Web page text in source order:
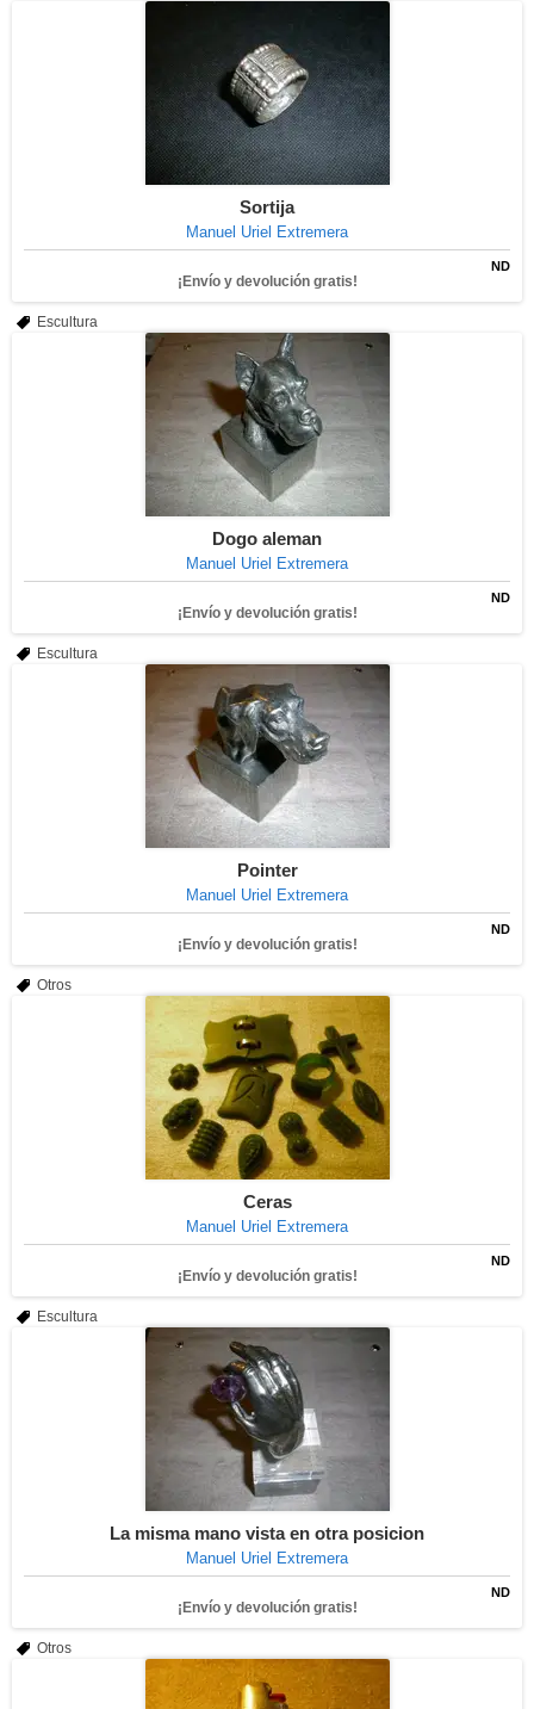
Sortija
Manuel Uriel Extremera
ND
¡Envío y devolución gratis!
Escultura
Dogo aleman
Manuel Uriel Extremera
ND
¡Envío y devolución gratis!
Escultura
Pointer
Manuel Uriel Extremera
ND
¡Envío y devolución gratis!
Otros
Ceras
Manuel Uriel Extremera
ND
¡Envío y devolución gratis!
Escultura
La misma mano vista en otra posicion
Manuel Uriel Extremera
ND
¡Envío y devolución gratis!
Otros